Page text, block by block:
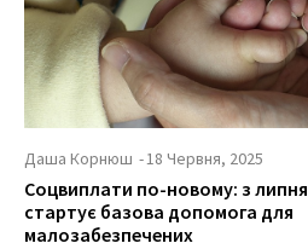
Даша Корнюш -18 Червня, 2025
Соцвиплати по-новому: з липня
стартує базова допомога для
малозабезпечених